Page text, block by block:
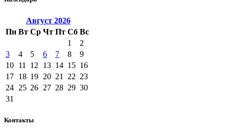
Август 2026
Пн Вт Ср Чт Пт Сб Вс
1
2
3
4 5 6 7 8
9
10 11 12 13 14 15 16
17 18 19 20 21 22 23
24 25 26 27 28 29 30
31
Контакты